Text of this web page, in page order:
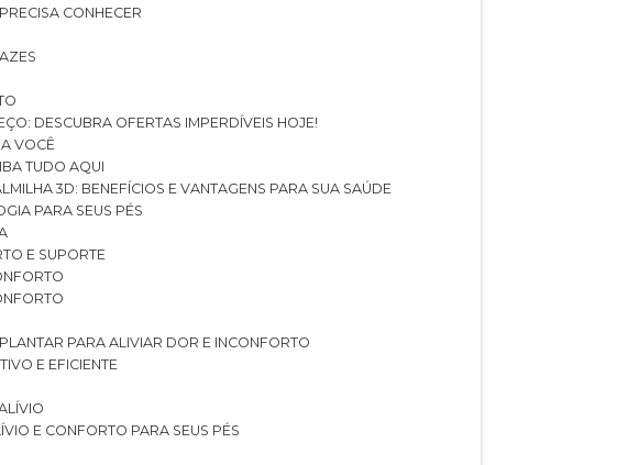
CONHECER
DESCUBRA OFERTAS IMPERDÍVEIS HOJE!
VOCÊ
TUDO AQUI
3D: BENEFÍCIOS E VANTAGENS PARA SUA SAÚDE
PARA SEUS PÉS
E SUPORTE
PLANTAR PARA ALIVIAR DOR E INCONFORTO
E EFICIENTE
E CONFORTO PARA SEUS PÉS